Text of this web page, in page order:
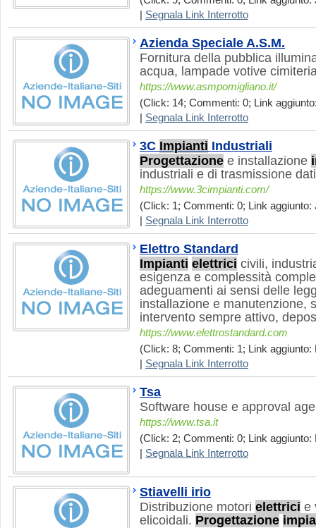
Segnala Link Interrotto
Azienda Speciale A.S.M.
Fornitura della pubblica
acqua, lampade votive
https://www.asmpomigliano.it/
(Click: 14; Commenti: 0; Link
Segnala Link Interrotto
3C Impianti Industriali
Progettazione e installazione
industriali e di trasmissione
https://www.3cimpianti.com/
(Click: 1; Commenti: 0; Link aggiunto:
Segnala Link Interrotto
Elettro Standard
Impianti elettrici civili,
esigenza e complessità
adeguamenti ai sensi delle
installazione e manutenzione,
intervento sempre attivo,
https://www.elettrostandard.com
(Click: 8; Commenti: 1; Link aggiunto:
Segnala Link Interrotto
Tsa
Software house e approval
https://www.tsa.it
(Click: 2; Commenti: 0; Link aggiunto:
Segnala Link Interrotto
Stiavelli irio
Distribuzione motori elettrici e
elicoidali. Progettazione